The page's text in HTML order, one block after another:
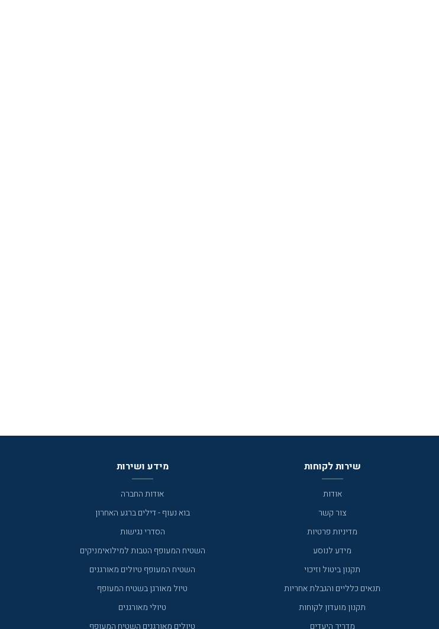
שירות לקוחות
אודות
צור קשר
מדיניות פרטיות
מידע לנוסע
תקנון ביטול וזיכוי
תנאים כלליים והגבלת אחריות
תקנון מועדון לקוחות
מדריך היעדים
מידע ושירות
אודות החברה
בוא נעוף - דילים ברגע האחרון
הסדרי נגישות
השטיח המעופף הטבות למילואימניקים
השטיח המעופף טיולים מאורגנים
טיול מאורגן בשטיח המעופף
טיולי מאורגנים
טיולים מאורגנים השטיח המעופף